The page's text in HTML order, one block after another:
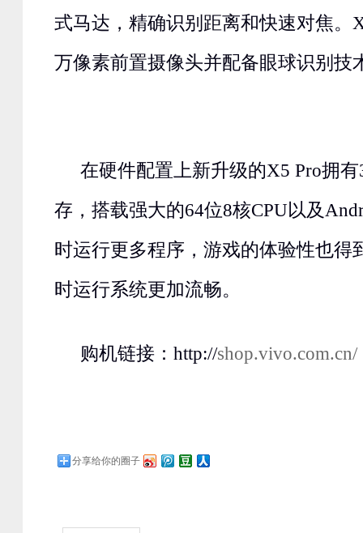
式马达，精确识别距离和快速对焦。
万像素前置摄像头并配备眼球识别技
在硬件配置上新升级的X5 Pro拥
存，搭载强大的64位8核CPU以及
时运行更多程序，游戏的体验性也得
时运行系统更加流畅。
购机链接：http://shop.vivo.com.cn/
分享给你的圈子